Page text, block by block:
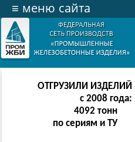
≡ меню сайта
ОТГРУЗИЛИ ИЗДЕЛИЙ
с 2008 года:
8188 тонн
по сериям и ТУ